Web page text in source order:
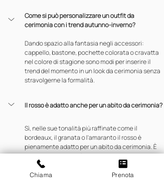
Come si può personalizzare un outfit da
cerimonia con i trend autunno-inverno?
Dando spazio alla fantasia negli accessori:
cappello, bastone, pochette colorata o cravatta
nel colore di stagione sono modi per inserire il
trend del momento in un look da cerimonia senza
stravolgerne la formalità.
Il rosso è adatto anche per un abito da cerimonia?
Sì, nelle sue tonalità più raffinate come il
bordeaux, il granata o l'amaranto il rosso è
pienamente adatto per un abito da cerimonia. È
uno dei colori che più stanno prendendo piede
sulle passerelle della moda sposo.
Chiama Prenota